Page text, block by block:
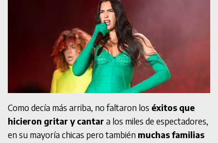
Como decía más arriba, no faltaron los éxitos que
hicieron gritar y cantar a los miles de espectadores,
en su mayoría chicas pero también muchas familias